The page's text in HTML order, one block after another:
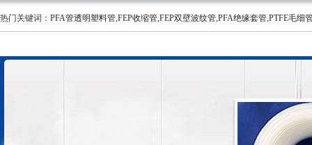
热门关键词： PFA管透明塑料管,FEP收缩管,FEP双壁波纹管,PFA绝缘套管,PTFE毛细